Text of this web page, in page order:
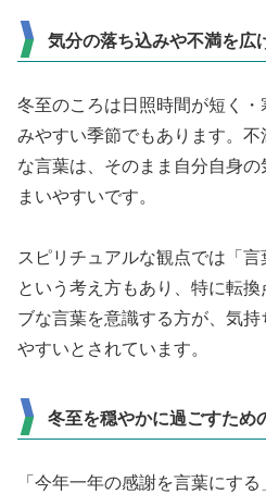
気分の落ち込みや不満を広
冬至のころは日照時間が短く
みやすい季節でもあります。
な言葉は、そのまま自分自身
まいやすいです。
スピリチュアルな観点では「言
という考え方もあり、特に転
ブな言葉を意識する方が、気
やすいとされています。
冬至を穏やかに過ごすため
「今年一年の感謝を言葉にす